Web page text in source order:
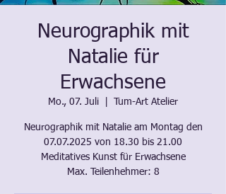
Neurographik mit
Natalie für
Erwachsene
Mo., 07. Juli Tum-Art Atelier
Neurographik mit Natalie am Montag den
07.07.2025 von 18.30 bis 21.00
Meditatives Kunst für Erwachsene
Max. Teilenhehmer: 8